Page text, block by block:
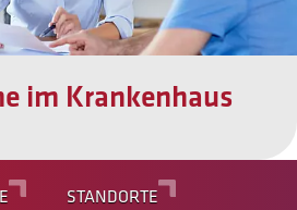
im Krankenhaus
STANDORTE